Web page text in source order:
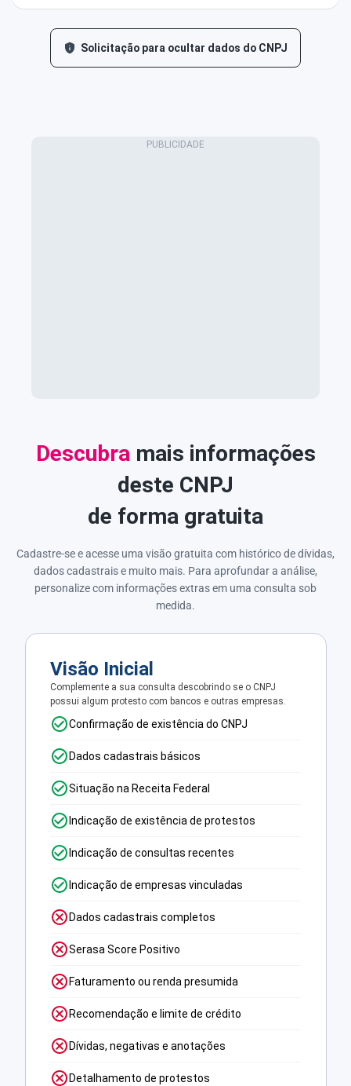
Solicitação para ocultar dados do CNPJ
Descubra mais informações
deste CNPJ
de forma gratuita
Cadastre-se e acesse uma visão gratuita com histórico de dívidas,
dados cadastrais e muito mais. Para aprofundar a análise,
personalize com informações extras em uma consulta sob
medida.
Visão Inicial
Complemente a sua consulta descobrindo se o CNPJ
possui algum protesto com bancos e outras empresas.
Confirmação de existência do CNPJ
Dados cadastrais básicos
Situação na Receita Federal
Indicação de existência de protestos
Indicação de consultas recentes
Indicação de empresas vinculadas
Dados cadastrais completos
Serasa Score Positivo
Faturamento ou renda presumida
Recomendação e limite de crédito
Dívidas, negativas e anotações
Detalhamento de protestos